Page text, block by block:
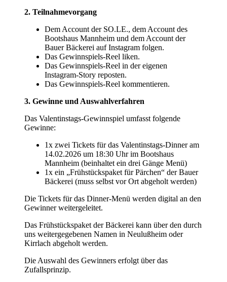
2. Teilnahmevorgang
Dem Account der SO.LE., dem Account des
Bootshaus Mannheim und dem Account der
Bauer Bäckerei auf Instagram folgen.
Das Gewinnspiels-Reel liken.
Das Gewinnspiels-Reel in der eigenen
Instagram-Story reposten.
Das Gewinnspiels-Reel kommentieren.
3. Gewinne und Auswahlverfahren
Das Valentinstags-Gewinnspiel umfasst folgende
Gewinne:
1x zwei Tickets für das Valentinstags-Dinner am
14.02.2026 um 18:30 Uhr im Bootshaus
Mannheim (beinhaltet ein drei Gänge Menü)
1x ein „Frühstückspaket für Pärchen“ der Bauer
Bäckerei (muss selbst vor Ort abgeholt werden)
Die Tickets für das Dinner-Menü werden digital an den
Gewinner weitergeleitet.
Das Frühstückspaket der Bäckerei kann über den durch
uns weitergegebenen Namen in Neulußheim oder
Kirrlach abgeholt werden.
Die Auswahl des Gewinners erfolgt über das
Zufallsprinzip.